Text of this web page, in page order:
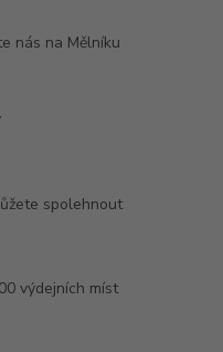
nás na Mělníku
spolehnout
výdejních míst